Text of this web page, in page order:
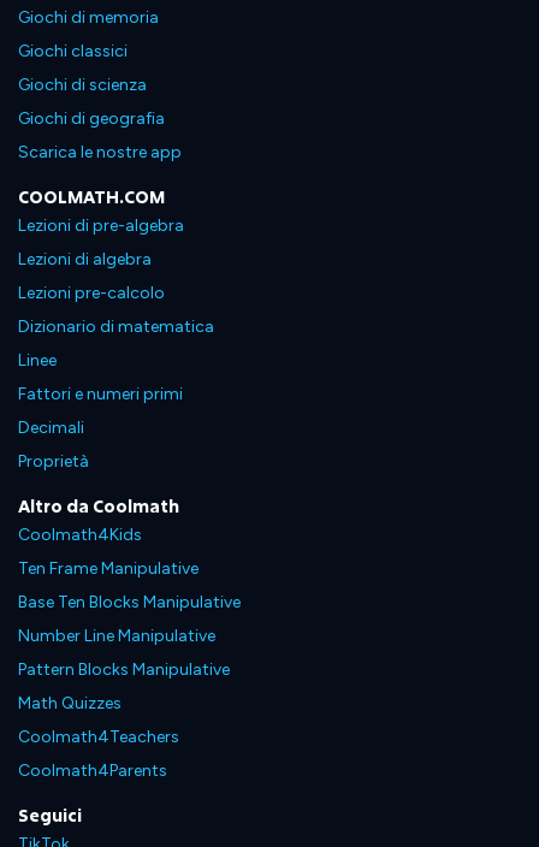
Giochi di memoria
Giochi classici
Giochi di scienza
Giochi di geografia
Scarica le nostre app
COOLMATH.COM
Lezioni di pre-algebra
Lezioni di algebra
Lezioni pre-calcolo
Dizionario di matematica
Linee
Fattori e numeri primi
Decimali
Proprietà
Altro da Coolmath
Coolmath4Kids
Ten Frame Manipulative
Base Ten Blocks Manipulative
Number Line Manipulative
Pattern Blocks Manipulative
Math Quizzes
Coolmath4Teachers
Coolmath4Parents
Seguici